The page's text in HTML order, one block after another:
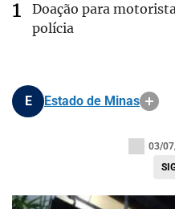
Doação para
polícia
E Estado de Minas
03/